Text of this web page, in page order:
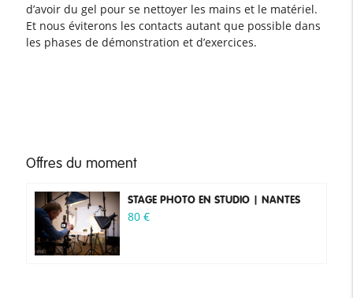
d’avoir du gel pour se nettoyer les mains et le matériel.
Et nous éviterons les contacts autant que possible dans
les phases de démonstration et d’exercices.
Offres du moment
STAGE PHOTO EN STUDIO | NANTES
80 €